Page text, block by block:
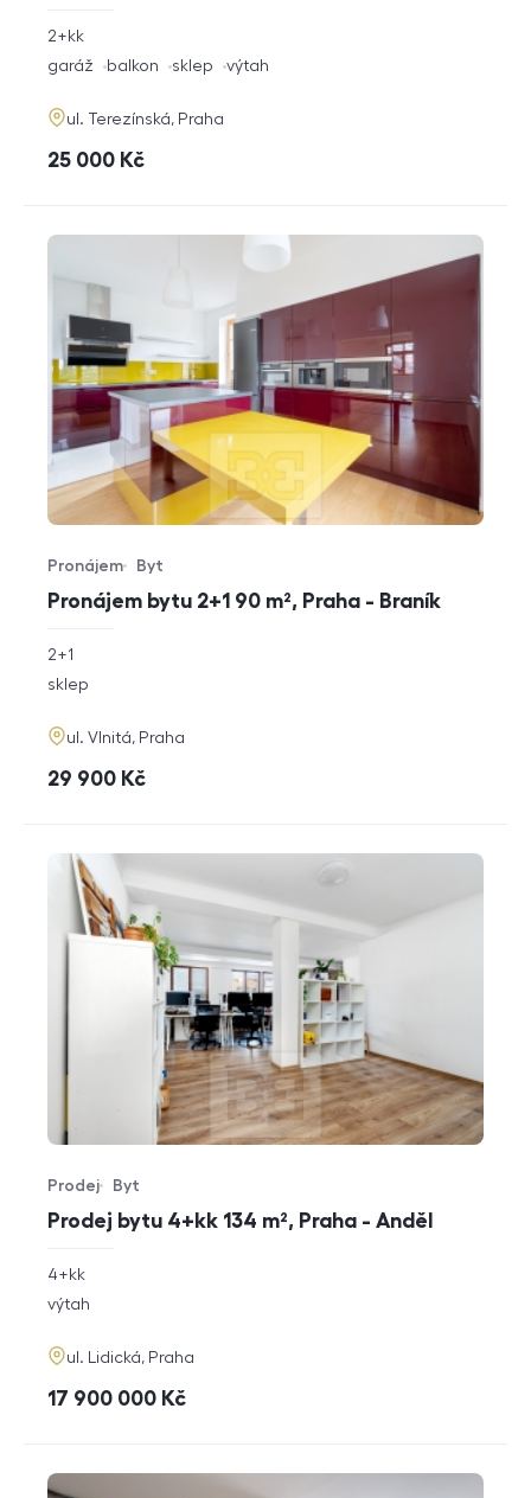
rozměry
2+kk
funkce
garáž balkon sklep výtah
adresa
ul. Terezínská, Praha
cena
25 000 Kč
Pronájem bytu 2+1 90 m², Praha - Braník
Typ nabídky
Pronájem
Typ nemovitosti
Byt
rozměry
2+1
funkce
sklep
adresa
ul. Vlnitá, Praha
cena
29 900 Kč
Prodej bytu 4+kk 134 m², Praha - Anděl
Typ nabídky
Prodej
Typ nemovitosti
Byt
rozměry
dispozice
4+kk
funkce
výtah
adresa
ul. Lidická, Praha
cena
17 900 000 Kč